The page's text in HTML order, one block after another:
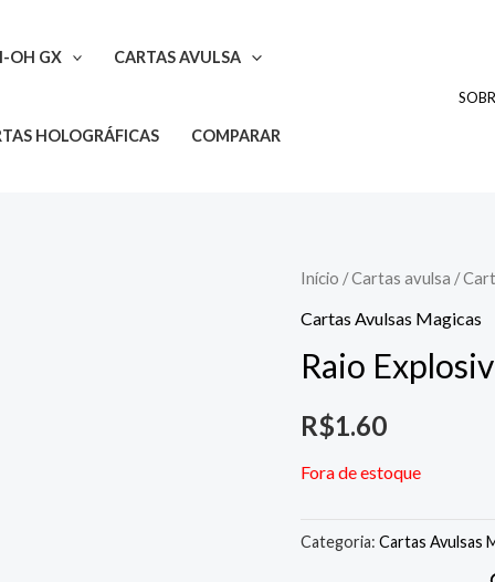
OH GX CARTAS AVULSA
HOLOGRÁFICAS COMPARAR
Início /Cartas avulsa /
Cartas Avulsas Magicas
Raio
R$1.60
Fora de estoque
Categoria: Cartas Avulsas